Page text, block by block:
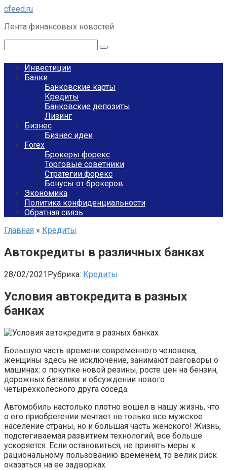
Перейти
контенту
cfeed.ru
Лента финансовых новостей
Инвестиции
Банки
Банковские карты
Кредиты
Банковские депозиты
Лизинг
Бизнес
Бизнес идеи
Forex
Брокеры форекс
Торговые советники
Стратегии форекс
Бонусы от брокеров
Экономика
Политика конфиденциальности
Обратная связь
Главная » Кредиты
Автокредиты в различных банках
28/02/2021Рубрика: Кредиты
Условия автокредита в разных
банках
Большую часть времени современного человека,
женщины здесь не исключение, занимают разговоры о
машинах: о покупке новой резины, росте цен на бензин,
дорожных баталиях и обсуждении нового
четырехколесного друга соседа.
Автомобиль настолько плотно вошел в нашу жизнь, что
о его приобретении мечтает не только все мужское
население страны, но и большая часть женского! Жизнь,
подстегиваемая развитием технологий, все больше
ускоряется. Если остановиться, не принять меры к
рациональному пользованию временем, то велик риск
оказаться на ее задворках.